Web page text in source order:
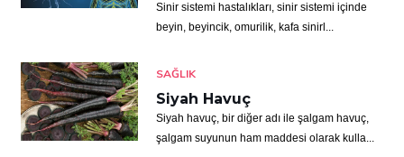
Sinir sistemi hastalıkları, sinir sistemi içinde
beyin, beyincik, omurilik, kafa sinirl...
SAĞLIK
Siyah Havuç
Siyah havuç, bir diğer adı ile şalgam havuç,
şalgam suyunun ham maddesi olarak kulla...